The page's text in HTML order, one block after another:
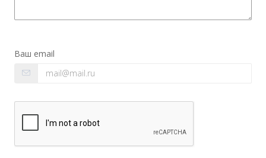
Ваш email